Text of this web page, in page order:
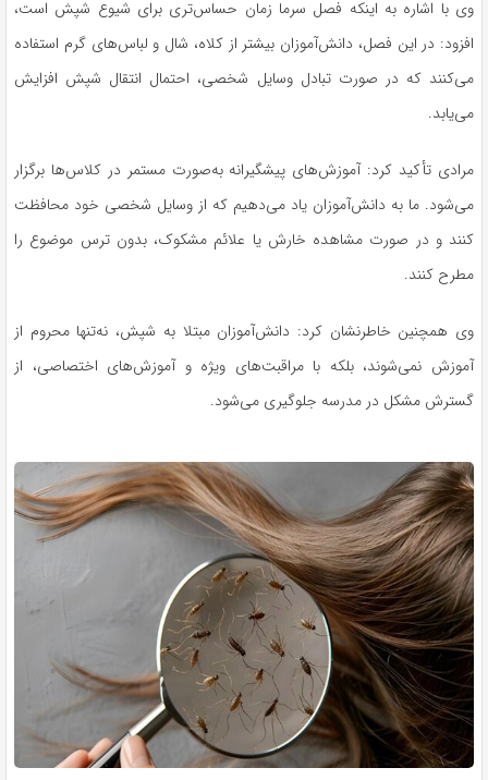
وی با اشاره به اینکه فصل سرما زمان حساس‌تری برای شیوع شپش است،
افزود: در این فصل، دانش‌آموزان بیشتر از کلاه، شال و لباس‌های گرم استفاده
می‌کنند که در صورت تبادل وسایل شخصی، احتمال انتقال شپش افزایش
می‌یابد.
مرادی تأکید کرد: آموزش‌های پیشگیرانه به‌صورت مستمر در کلاس‌ها برگزار
می‌شود. ما به دانش‌آموزان یاد می‌دهیم که از وسایل شخصی خود محافظت
کنند و در صورت مشاهده خارش یا علائم مشکوک، بدون ترس موضوع را
مطرح کنند.
وی همچنین خاطرنشان کرد: دانش‌آموزان مبتلا به شپش، نه‌تنها محروم از
آموزش نمی‌شوند، بلکه با مراقبت‌های ویژه و آموزش‌های اختصاصی، از
گسترش مشکل در مدرسه جلوگیری می‌شود.